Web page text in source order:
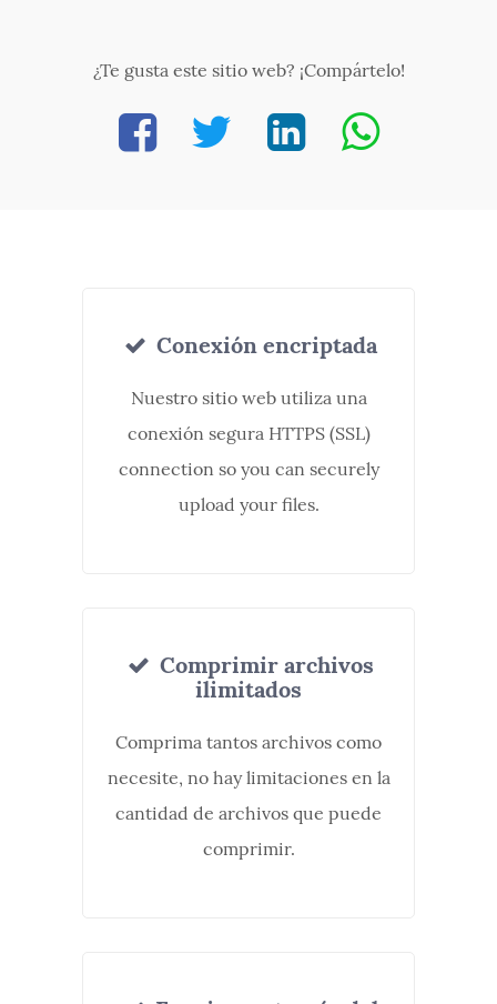
¿Te gusta este sitio web? ¡Compártelo!
Conexión encriptada
Nuestro sitio web utiliza una
conexión segura HTTPS (SSL)
connection so you can securely
upload your files.
Comprimir archivos
ilimitados
Comprima tantos archivos como
necesite, no hay limitaciones en la
cantidad de archivos que puede
comprimir.